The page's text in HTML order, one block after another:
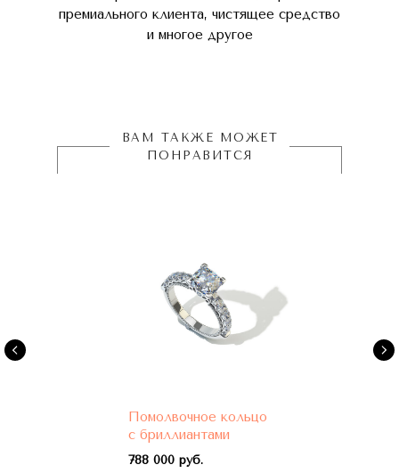
премиального клиента, чистящее средство
и многое другое
ВАМ ТАКЖЕ МОЖЕТ
ПОНРАВИТСЯ
Помолвочное кольцо
с бриллиантами
788 000 руб.